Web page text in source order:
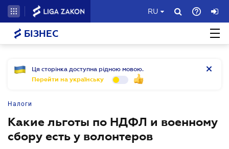
RU
БІЗНЕС
Ця сторінка доступна рідною мовою.
Перейти на українську
Налоги
Какие льготы по НДФЛ и военному
сбору есть у волонтеров